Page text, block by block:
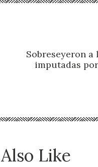
Sobreseyeron a
imputadas
Like